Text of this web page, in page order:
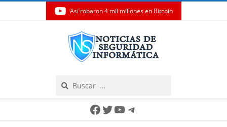
Así robaron 4 mil millones en Bitcoin
Facebook
Twitter
YouTube
Telegram